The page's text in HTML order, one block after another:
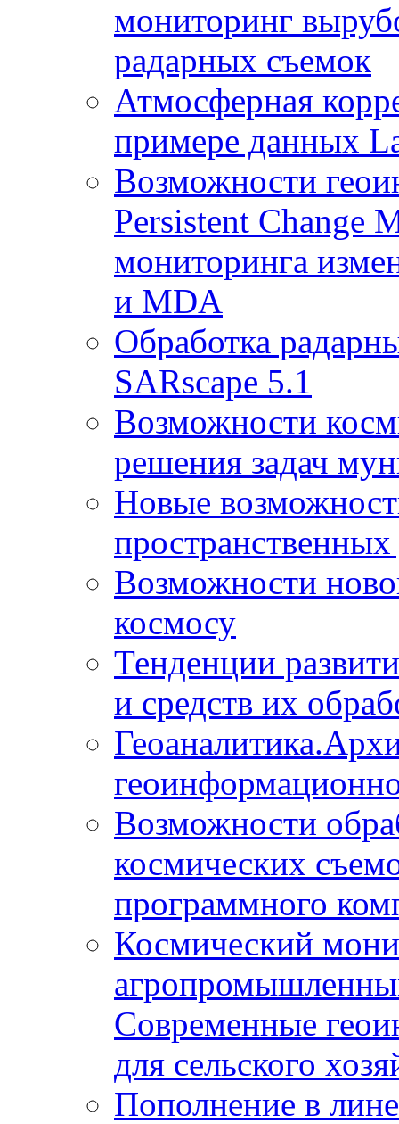
мониторинг
радарных съемок
Атмосферная
примере данных
Возможности
Persistent Change
мониторинга
и MDA
Обработка
SARscape 5.1
Возможности
решения задач
Новые
Возможности
космосу
Тенденции
и средств их
Возможности
космических
программного
Космический
Современные
для сельского
Пополнение в